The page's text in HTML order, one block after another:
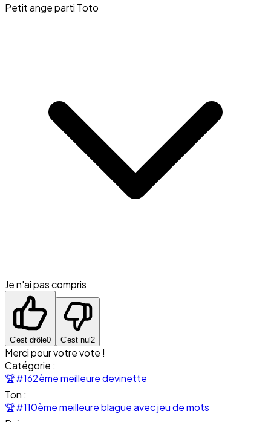
Petit ange parti Toto
Je n'ai pas compris
C'est drôle0 C'est nul 2
Merci pour votre vote !
Catégorie :
🏆#162ème meilleure devinette
Ton :
🏆#110ème meilleure blague avec jeu de mots